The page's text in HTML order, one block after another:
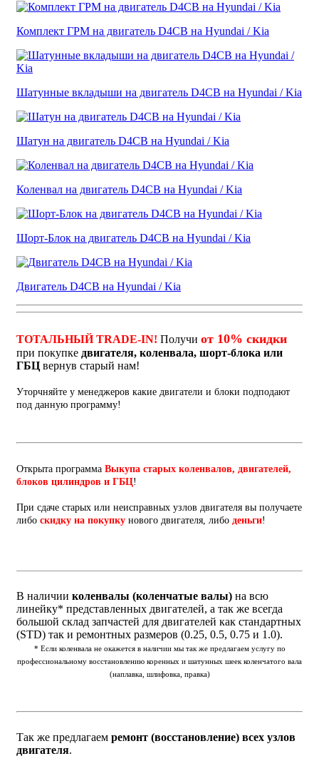
Комплект ГРМ на двигатель D4CB на Hyundai / Kia
Шатунные вкладыши на двигатель D4CB на Hyundai / Kia
Шатун на двигатель D4CB на Hyundai / Kia
Коленвал на двигатель D4CB на Hyundai / Kia
Шорт-Блок на двигатель D4CB на Hyundai / Kia
Двигатель D4CB на Hyundai / Kia
ТОТАЛЬНЫЙ TRADE-IN! Получи от 10% скидки
при покупке двигателя, коленвала, шорт-блока или
ГБЦ вернув старый нам!
Уторчняйте у менеджеров какие двигатели и блоки подподают
под данную программу!
Открыта программа Выкупа старых коленвалов, двигателей,
блоков цилиндров и ГБЦ!
При сдаче старых или неисправных узлов двигателя вы получаете
либо скидку на покупку нового двигателя, либо деньги!
В наличии коленвалы (коленчатые валы) на всю
линейку* представленных двигателей, а так же всегда
большой склад запчастей для двигателей как стандартных
(STD) так и ремонтных размеров (0.25, 0.5, 0.75 и 1.0).
* Если коленвала не окажется в наличии мы так же предлагаем услугу по
профессиональному восстановлению коренных и шатунных шеек коленчатого вала
(наплавка, шлифовка, правка)
Так же предлагаем ремонт (восстановление) всех узлов
двигателя.